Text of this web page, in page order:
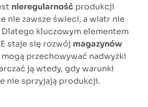
nieregularność produkcji
nie zawsze świeci, a wiatr nie
Dlatego kluczowym elementem
staje się rozwój magazynów
przechowywać nadwyżki
ją wtedy, gdy warunki
nie sprzyjają produkcji.